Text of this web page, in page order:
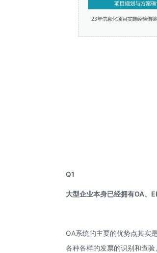
Q1
大型企业本身已经拥有OA、
OA系统的主要的优势点其实
各种各样的发票的识别和查